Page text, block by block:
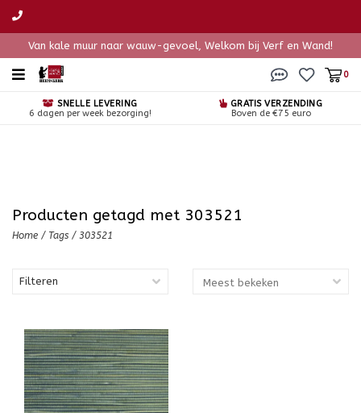
Van kale muur naar wauw-gevoel, Welkom bij Verf en Wand!
0
SNELLE LEVERING
6 dagen per week bezorging!
GRATIS VERZENDING
Boven de €75 euro
Producten getagd met 303521
Home / Tags / 303521
Filteren